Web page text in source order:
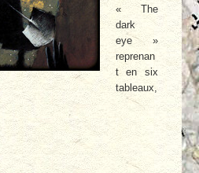
« The
dark
eye »
reprenan
t en six
tableaux,